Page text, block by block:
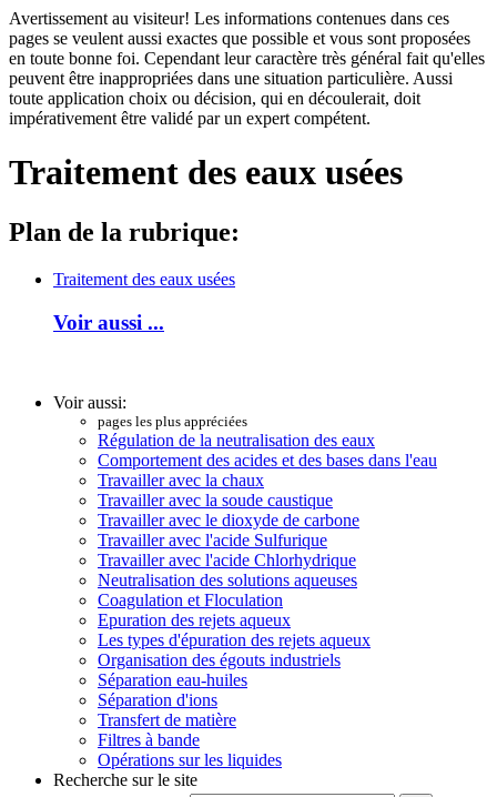
Avertissement au visiteur! Les informations contenues dans ces
pages se veulent aussi exactes que possible et vous sont proposées
en toute bonne foi. Cependant leur caractère très général fait qu'elles
peuvent être inappropriées dans une situation particulière. Aussi
toute application choix ou décision, qui en découlerait, doit
impérativement être validé par un expert compétent.
Traitement des eaux usées
Plan de la rubrique:
Traitement des eaux usées
Voir aussi ...
Voir aussi:
pages les plus appréciées
Régulation de la neutralisation des eaux
Comportement des acides et des bases dans l'eau
Travailler avec la chaux
Travailler avec la soude caustique
Travailler avec le dioxyde de carbone
Travailler avec l'acide Sulfurique
Travailler avec l'acide Chlorhydrique
Neutralisation des solutions aqueuses
Coagulation et Floculation
Epuration des rejets aqueux
Les types d'épuration des rejets aqueux
Organisation des égouts industriels
Séparation eau-huiles
Séparation d'ions
Transfert de matière
Filtres à bande
Opérations sur les liquides
Recherche sur le site